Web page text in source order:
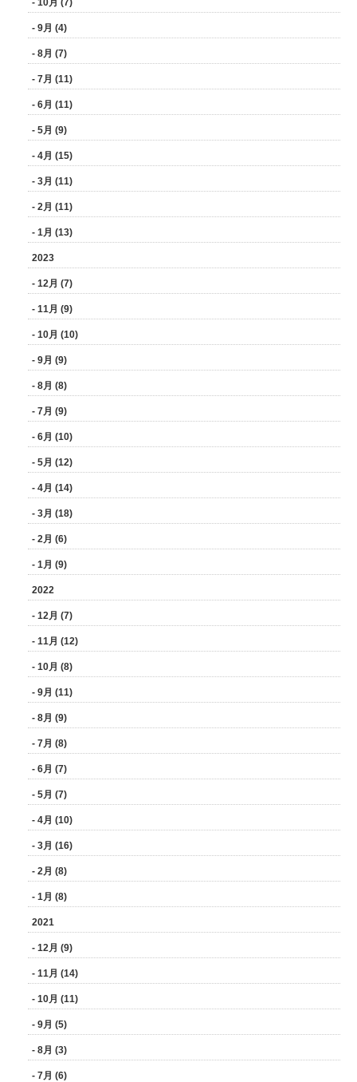
- 10月 (7)
- 9月 (4)
- 8月 (7)
- 7月 (11)
- 6月 (11)
- 5月 (9)
- 4月 (15)
- 3月 (11)
- 2月 (11)
- 1月 (13)
2023
- 12月 (7)
- 11月 (9)
- 10月 (10)
- 9月 (9)
- 8月 (8)
- 7月 (9)
- 6月 (10)
- 5月 (12)
- 4月 (14)
- 3月 (18)
- 2月 (6)
- 1月 (9)
2022
- 12月 (7)
- 11月 (12)
- 10月 (8)
- 9月 (11)
- 8月 (9)
- 7月 (8)
- 6月 (7)
- 5月 (7)
- 4月 (10)
- 3月 (16)
- 2月 (8)
- 1月 (8)
2021
- 12月 (9)
- 11月 (14)
- 10月 (11)
- 9月 (5)
- 8月 (3)
- 7月 (6)